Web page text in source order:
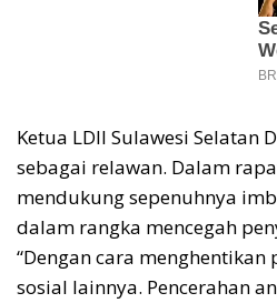
Ketua LDII Sulawesi Selatan
sebagai relawan. Dalam
mendukung sepenuhnya
dalam rangka mencegah
“Dengan cara
sosial lainnya. Pencerahan